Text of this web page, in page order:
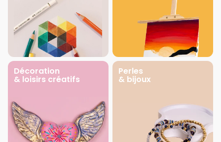
Décoration
& loisirs créatifs
Perles
& bijoux